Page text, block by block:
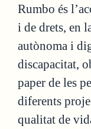
Rumbo és
i de drets, en
autònoma i
discapacitat,
paper de les
diferents
qualitat de